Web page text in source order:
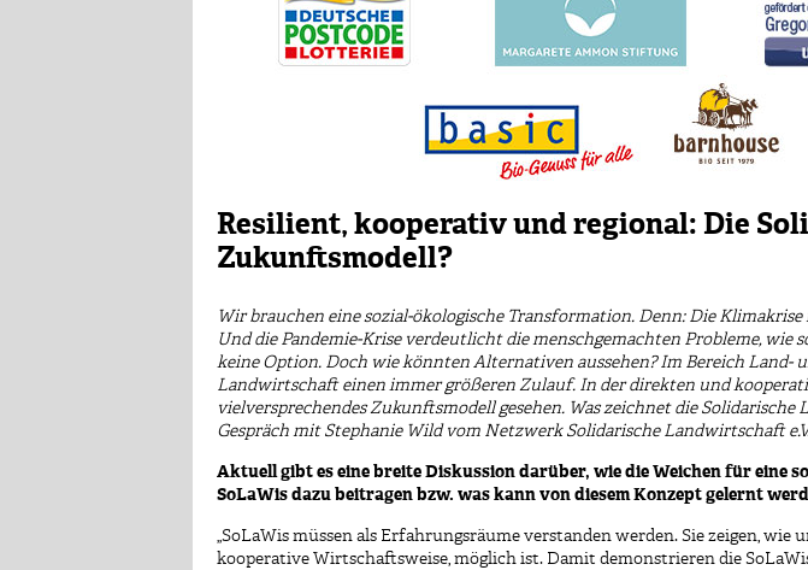
Resilient, kooperativ und regional: Die
Zukunftsmodell?
Wir brauchen eine sozial-ökologische Transformation. Denn: Die
Und die Pandemie-Krise verdeutlicht die menschgemachten Probleme,
keine Option. Doch wie könnten Alternativen aussehen? Im Bereich
Landwirtschaft einen immer größeren Zulauf. In der direkten und
vielversprechendes Zukunftsmodell gesehen. Was zeichnet die
Gespräch mit Stephanie Wild vom Netzwerk Solidarische Landwirtschaft
Aktuell gibt es eine breite Diskussion darüber, wie die Weichen für eine
SoLaWis dazu beitragen bzw. was kann von diesem Konzept gelernt
„SoLaWis müssen als Erfahrungsräume verstanden werden. Sie zeigen,
kooperative Wirtschaftsweise, möglich ist. Damit demonstrieren die